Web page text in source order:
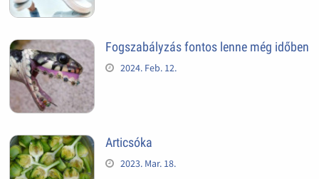
Fogszabályzás fontos lenne még időben
2024. Feb. 12.
Articsóka
2023. Mar. 18.